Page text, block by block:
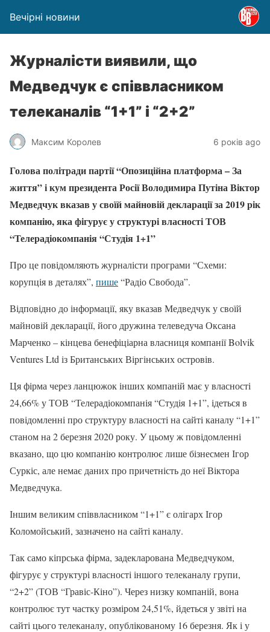
Вечірні новини
Журналісти виявили, що
Медведчук є співвласником
телеканалів “1+1” і “2+2”
Максим Королев 6 років ago
Голова політради партії “Опозиційна платформа – За
життя” і кум президента Росії Володимира Путіна Віктор
Медведчук вказав у своїй майновій декларації за 2019 рік
компанію, яка фігурує у структурі власності ТОВ
“Телерадіокомпанія “Студія 1+1”
Про це повідомляють журналісти програми “Схеми:
корупція в деталях”, пише“Радіо Свобода”.
Відповідно до інформації, яку вказав Медведчук у своїй
майновій декларації, його дружина телеведуча Оксана
Марченко – кінцева бенефіціарна власниця компанії Bolvik
Ventures Ltd із Британських Віргінських островів.
Ця фірма через ланцюжок інших компаній має у власності
24,66% у ТОВ “Телерадіокомпанія “Студія 1+1”, ідеться в
повідомленні про структуру власності на сайті каналу “1+1”
станом на 2 березня 2020 року. У цьому ж повідомленні
вказано, що цю компанію контролює лише бізнесмен Ігор
Суркіс, але немає даних про причетність до неї Віктора
Медведчука.
Іншим великим співвласником “1+1” є олігарх Ігор
Коломойський, зазначено на сайті каналу.
Так само кіпрська фірма, задекларована Медведчуком,
фігурує у структурі власності іншого телеканалу групи,
“2+2” (ТОВ “Гравіс-Кіно”). Через низку компаній, вона
контролює тут частку розміром 24,51%, йдеться у звіті на
сайті цього телеканалу, опублікованому 16 березня. Як і у